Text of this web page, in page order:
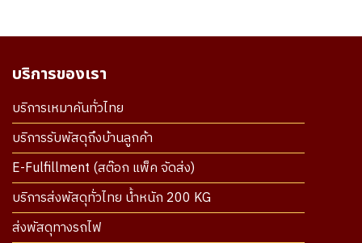
บริการของเรา
บริการเหมาคันทั่วไทย
บริการรับพัสดุถึงบ้านลูกค้า
E-Fulfillment (สต๊อก แพ็ค จัดส่ง)
บริการส่งพัสดุทั่วไทย น้ำหนัก 200 KG
ส่งพัสดุทางรถไฟ